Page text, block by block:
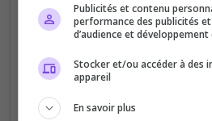
verts
votes
Publicités et contenu
performance des publicités
d’audience et développement
Stocker et/ou accéder à des
appareil
En savoir plus